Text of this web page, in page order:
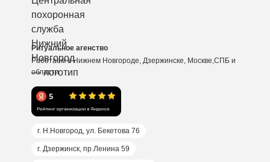
Ритуальное агенство
Работаем в Нижнем Новгороде, Дзержинске, Москве,СПБ и
области
г. Н.Новгород, ул. Бекетова 76
г. Дзержинск, пр.Ленина 59